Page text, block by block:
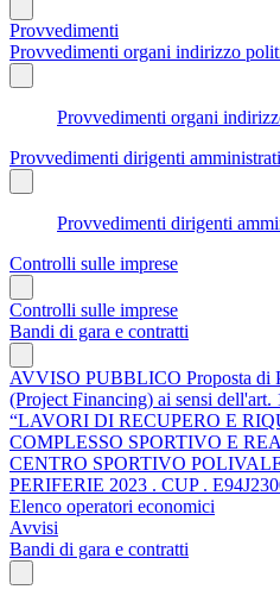
Provvedimenti
Provvedimenti organi indirizzo
Provvedimenti organi
Provvedimenti dirigenti
Provvedimenti dirigenti
Controlli sulle imprese
Controlli sulle imprese
Bandi di gara e contratti
AVVISO PUBBLICO Proposta di
(Project Financing) ai sensi
“LAVORI DI RECUPERO E
COMPLESSO SPORTIVO E
CENTRO SPORTIVO
PERIFERIE 2023 . CUP .
Elenco operatori economici
Avvisi
Bandi di gara e contratti